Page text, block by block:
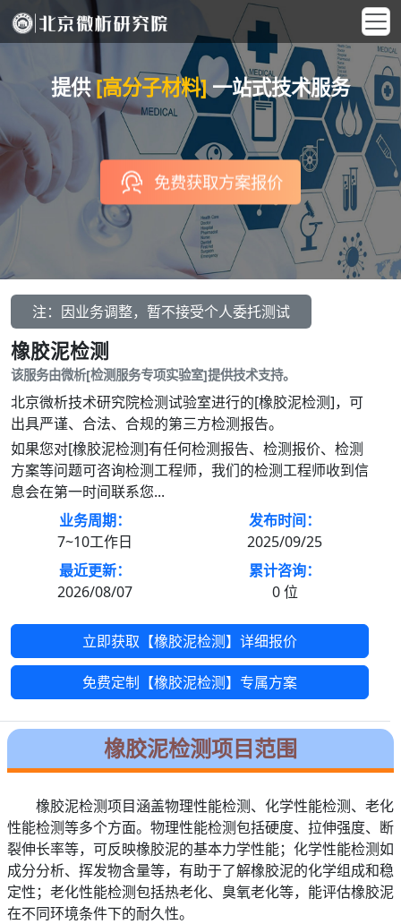
提供[高分子材料]一站式技术服务
免费获取方案报价
注：因业务调整，暂不接受个人委托测试
橡胶泥检测
该服务由微析[检测服务专项实验室]提供技术支持。
北京微析技术研究院检测试验室进行的[橡胶泥检测]，可
出具严谨、合法、合规的第三方检测报告。
如果您对[橡胶泥检测]有任何检测报告、检测报价、检测
方案等问题可咨询检测工程师，我们的检测工程师收到信
息会在第一时间联系您...
业务周期：
7~10工作日
发布时间：
2025/09/25
最近更新：
2026/08/07
累计咨询：
0位
立即获取【橡胶泥检测】详细报价
免费定制【橡胶泥检测】专属方案
橡胶泥检测项目范围
橡胶泥检测项目涵盖物理性能检测、化学性能检测、老化
性能检测等多个方面。物理性能检测包括硬度、拉伸强度、断
裂伸长率等，可反映橡胶泥的基本力学性能；化学性能检测如
成分分析、挥发物含量等，有助于了解橡胶泥的化学组成和稳
定性；老化性能检测包括热老化、臭氧老化等，能评估橡胶泥
在不同环境条件下的耐久性。